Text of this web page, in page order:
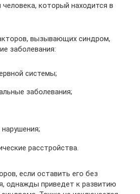
который находится в
вызывающих синдром,
заболевания:
системы;
заболевания;
расстройства.
если оставить его без
однажды приведет к развитию